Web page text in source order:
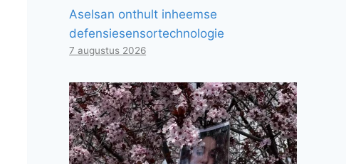
Aselsan onthult inheemse
defensiesensortechnologie
7 augustus 2026